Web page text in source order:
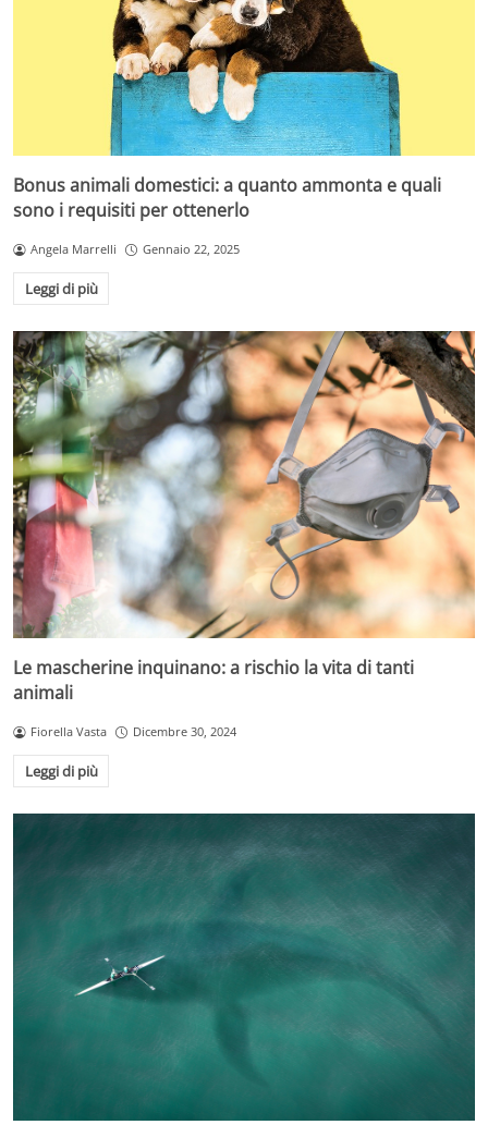
Bonus animali domestici: a quanto ammonta e quali
sono i requisiti per ottenerlo
Angela Marrelli Gennaio 22, 2025
Leggi di più
Le mascherine inquinano: a rischio la vita di tanti
animali
Fiorella Vasta Dicembre 30, 2024
Leggi di più